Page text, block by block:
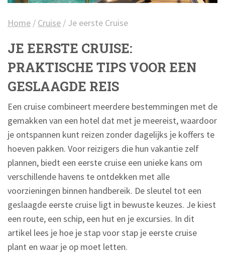
Home / Cruise / Je eerste Cruise
JE EERSTE CRUISE:
PRAKTISCHE TIPS VOOR EEN
GESLAAGDE REIS
Een cruise combineert meerdere bestemmingen met de
gemakken van een hotel dat met je meereist, waardoor
je ontspannen kunt reizen zonder dagelijks je koffers te
hoeven pakken. Voor reizigers die hun vakantie zelf
plannen, biedt een eerste cruise een unieke kans om
verschillende havens te ontdekken met alle
voorzieningen binnen handbereik. De sleutel tot een
geslaagde eerste cruise ligt in bewuste keuzes. Je kiest
een route, een schip, een hut en je excursies. In dit
artikel lees je hoe je stap voor stap je eerste cruise
plant en waar je op moet letten.